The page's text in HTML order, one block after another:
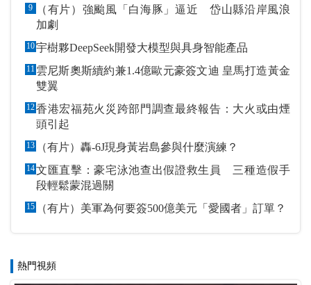
9
（有片）強颱風「白海豚」逼近 岱山縣沿岸風浪
加劇
10宇樹夥DeepSeek開發大模型與具身智能產品
11 雲尼斯奧斯續約兼1.4億歐元豪簽文迪 皇馬打造黃金
雙翼
12香港宏福苑火災跨部門調查最終報告：大火或由煙
頭引起
13 （有片）轟-6J現身黃岩島參與什麼演練？
14文匯直擊：豪宅泳池查出假證救生員 三種造假手
段輕鬆蒙混過關
15 （有片）美軍為何要簽500億美元「愛國者」訂單？
熱門視頻